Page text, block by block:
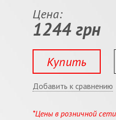
Цена:
1244 грн
Купить
Добавить к сравнению
*Цены в розничной